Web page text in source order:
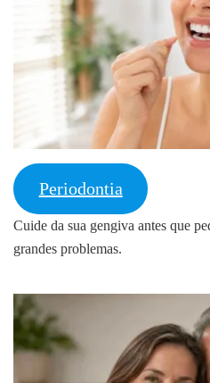
Periodontia
Cuide da sua gengiva antes que
grandes problemas.